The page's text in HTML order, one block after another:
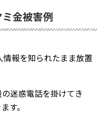
金被害例
報を知られたまま放置
迷惑電話を掛けてき
す。